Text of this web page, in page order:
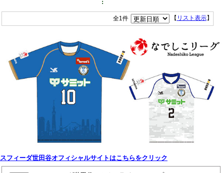
全1件 【 リスト表示】
スフィーダ世田谷オフィシャルサイトはこちらをクリック